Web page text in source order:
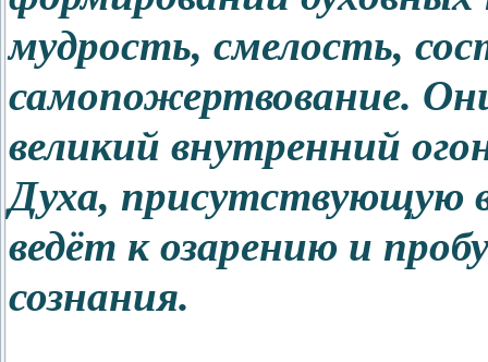
мудрость, смелость,
самопожертвование.
великий внутренний
Духа, присутствующую
ведёт к озарению и
сознания.